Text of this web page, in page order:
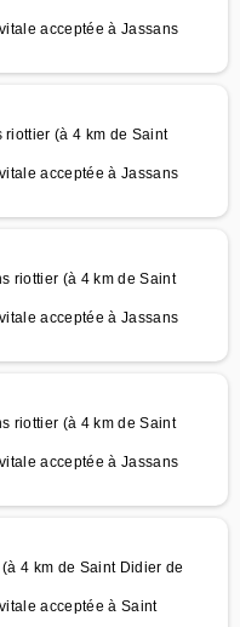
acceptée à Jassans
(à 4 km de Saint
acceptée à Jassans
riottier (à 4 km de Saint
acceptée à Jassans
riottier (à 4 km de Saint
acceptée à Jassans
4 km de Saint Didier de
acceptée à Saint